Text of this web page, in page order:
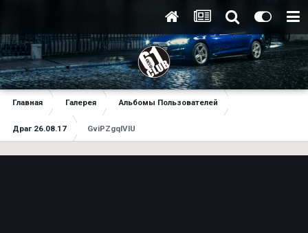
Главная Галерея Альбомы Пользователей
Драг 26.08.17 GviPZgqlVIU